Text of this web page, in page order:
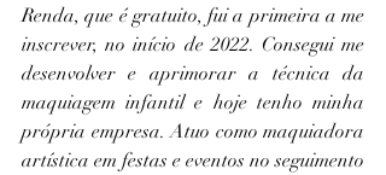
Renda, que é gratuito, fui a primeira a me
inscrever, no início de 2022. Consegui me
desenvolver e aprimorar a técnica da
maquiagem infantil e hoje tenho minha
própria empresa. Atuo como maquiadora
artística em festas e eventos no seguimento